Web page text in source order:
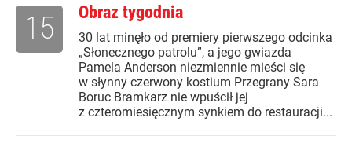
Obraz tygodnia
30 lat minęło od premiery pierwszego odcinka
„Słonecznego patrolu”, a jego gwiazda
Pamela Anderson niezmiennie mieści się
w słynny czerwony kostium Przegrany Sara
Boruc Bramkarz nie wpuścił jej
z czteromiesięcznym synkiem do restauracji...
15